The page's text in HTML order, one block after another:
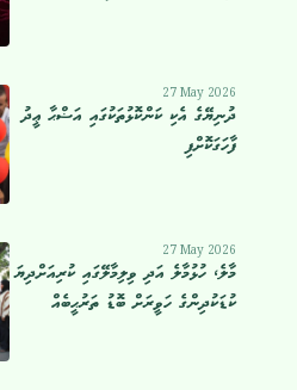
27 May 2026
ދުނިޔޭގެ އެކި ކަންކޮޅުތަކުގައި އަޟްޙާ ޢީދު
ފާހަގަކޮށްފި
27 May 2026
މާލެ، ހުޅުމާލެ އަދި ވިލިމާލޭގައި ކުރިއަށްދިޔަ
ކުޑަކުދިންގެ ހަވީރަށް ބޮޑު ތަރުޙީބެއް